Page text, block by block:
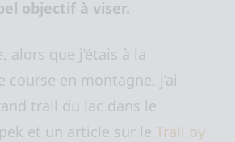
objectif à viser.
alors que j’étais à la
course en montagne, j’ai
trail du lac dans le
et un article sur le Trail by